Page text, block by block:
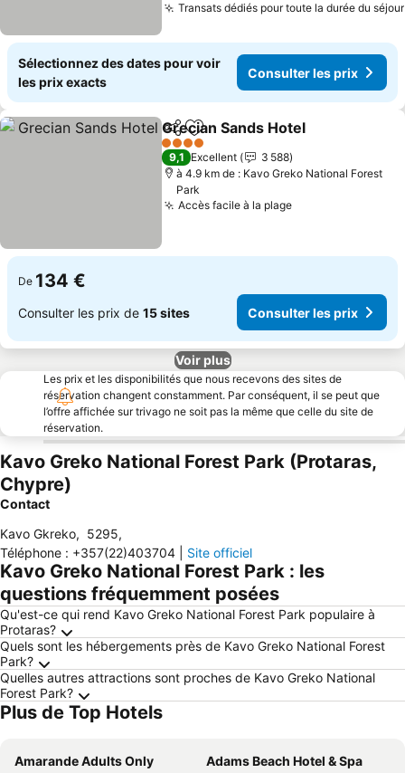
Transats dédiés pour toute la durée du séjour
Sélectionnez des dates pour voir
les prix exacts
Consulter les prix
PartagerAjouter à mes favoris
Grecian Sands Hotel
4 Étoiles
9,1 Excellent
3 588
à 4.9 km de : Kavo Greko National Forest
Park
Accès facile à la plage
De 134 €
Consulter les prix de 15 sites Consulter les prix
Voir plus
Les prix et les disponibilités que nous recevons des sites de
réservation changent constamment. Par conséquent, il se peut que
l’offre affichée sur trivago ne soit pas la même que celle du site de
réservation.
Kavo Greko National Forest Park (Protaras,
Chypre)
Contact
Kavo Gkreko, 5295,
Téléphone : +357(22)403704 Site officiel
Kavo Greko National Forest Park : les
questions fréquemment posées
Qu'est-ce qui rend Kavo Greko National Forest Park populaire à
Protaras?
Quels sont les hébergements près de Kavo Greko National Forest
Park?
Quelles autres attractions sont proches de Kavo Greko National
Forest Park?
Plus de Top Hotels
Amarande Adults Only
Adams Beach Hotel & Spa